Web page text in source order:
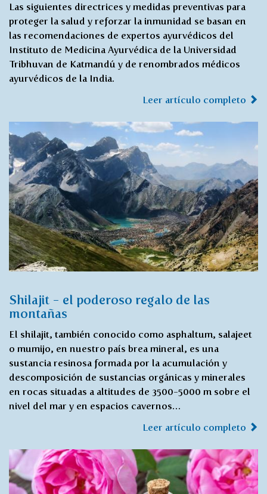
Las siguientes directrices y medidas preventivas para
proteger la salud y reforzar la inmunidad se basan en
las recomendaciones de expertos ayurvédicos del
Instituto de Medicina Ayurvédica de la Universidad
Tribhuvan de Katmandú y de renombrados médicos
ayurvédicos de la India.
Leer artículo completo
Shilajit - el poderoso regalo de las
montañas
El shilajit, también conocido como asphaltum, salajeet
o mumijo, en nuestro país brea mineral, es una
sustancia resinosa formada por la acumulación y
descomposición de sustancias orgánicas y minerales
en rocas situadas a altitudes de 3500-5000 m sobre el
nivel del mar y en espacios cavernos…
Leer artículo completo